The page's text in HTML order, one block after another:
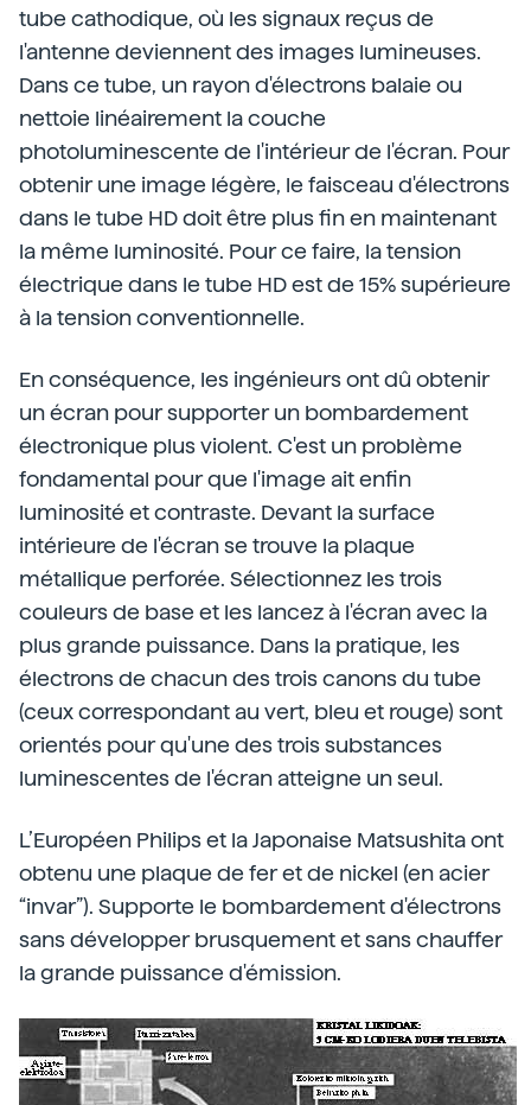
tube cathodique, où les signaux reçus de
l'antenne deviennent des images lumineuses.
Dans ce tube, un rayon d'électrons balaie ou
nettoie linéairement la couche
photoluminescente de l'intérieur de l'écran. Pour
obtenir une image légère, le faisceau d'électrons
dans le tube HD doit être plus fin en maintenant
la même luminosité. Pour ce faire, la tension
électrique dans le tube HD est de 15% supérieure
à la tension conventionnelle.
En conséquence, les ingénieurs ont dû obtenir
un écran pour supporter un bombardement
électronique plus violent. C'est un problème
fondamental pour que l'image ait enfin
luminosité et contraste. Devant la surface
intérieure de l'écran se trouve la plaque
métallique perforée. Sélectionnez les trois
couleurs de base et les lancez à l'écran avec la
plus grande puissance. Dans la pratique, les
électrons de chacun des trois canons du tube
(ceux correspondant au vert, bleu et rouge) sont
orientés pour qu'une des trois substances
luminescentes de l'écran atteigne un seul.
L’Européen Philips et la Japonaise Matsushita ont
obtenu une plaque de fer et de nickel (en acier
“invar”). Supporte le bombardement d'électrons
sans développer brusquement et sans chauffer
la grande puissance d'émission.